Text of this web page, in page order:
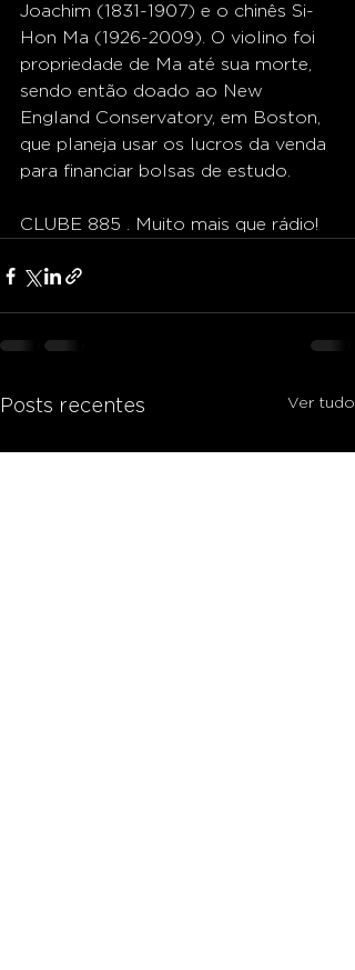
Joachim (1831-1907) e o chinês Si-
Hon Ma (1926-2009). O violino foi
propriedade de Ma até sua morte,
sendo então doado ao New
England Conservatory, em Boston,
que planeja usar os lucros da venda
para financiar bolsas de estudo.
CLUBE 885 . Muito mais que rádio!
Posts recentes Ver tudo